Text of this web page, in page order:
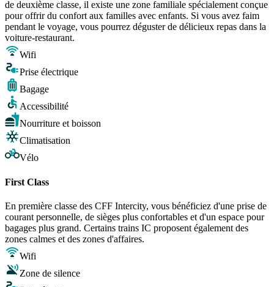
de deuxième classe, il existe une zone familiale spécialement conçue
pour offrir du confort aux familles avec enfants. Si vous avez faim
pendant le voyage, vous pourrez déguster de délicieux repas dans la
voiture-restaurant.
Wifi
Prise électrique
Bagage
Accessibilité
Nourriture et boisson
Climatisation
Vélo
First Class
En première classe des CFF Intercity, vous bénéficiez d'une prise de
courant personnelle, de sièges plus confortables et d'un espace pour
bagages plus grand. Certains trains IC proposent également des
zones calmes et des zones d'affaires.
Wifi
Zone de silence